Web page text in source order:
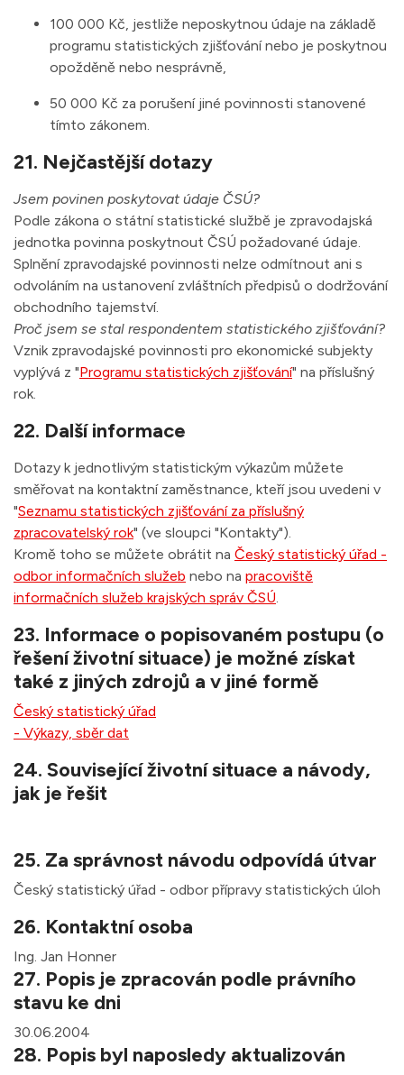
100 000 Kč, jestliže neposkytnou údaje na základě
programu statistických zjišťování nebo je poskytnou
opožděně nebo nesprávně,
50 000 Kč za porušení jiné povinnosti stanovené
tímto zákonem.
21. Nejčastější dotazy
Jsem povinen poskytovat údaje ČSÚ?
Podle zákona o státní statistické službě je zpravodajská
jednotka povinna poskytnout ČSÚ požadované údaje.
Splnění zpravodajské povinnosti nelze odmítnout ani s
odvoláním na ustanovení zvláštních předpisů o dodržování
obchodního tajemství.
Proč jsem se stal respondentem statistického zjišťování?
Vznik zpravodajské povinnosti pro ekonomické subjekty
vyplývá z "Programu statistických zjišťování" na příslušný
rok.
22. Další informace
Dotazy k jednotlivým statistickým výkazům můžete
směřovat na kontaktní zaměstnance, kteří jsou uvedeni v
"Seznamu statistických zjišťování za příslušný
zpracovatelský rok" (ve sloupci "Kontakty").
Kromě toho se můžete obrátit na Český statistický úřad -
odbor informačních služeb nebo na pracoviště
informačních služeb krajských správ ČSÚ.
23. Informace o popisovaném postupu (o
řešení životní situace) je možné získat
také z jiných zdrojů a v jiné formě
Český statistický úřad
- Výkazy, sběr dat
24. Související životní situace a návody,
jak je řešit
25. Za správnost návodu odpovídá útvar
Český statistický úřad - odbor přípravy statistických úloh
26. Kontaktní osoba
Ing. Jan Honner
27. Popis je zpracován podle právního
stavu ke dni
30.06.2004
28. Popis byl naposledy aktualizován